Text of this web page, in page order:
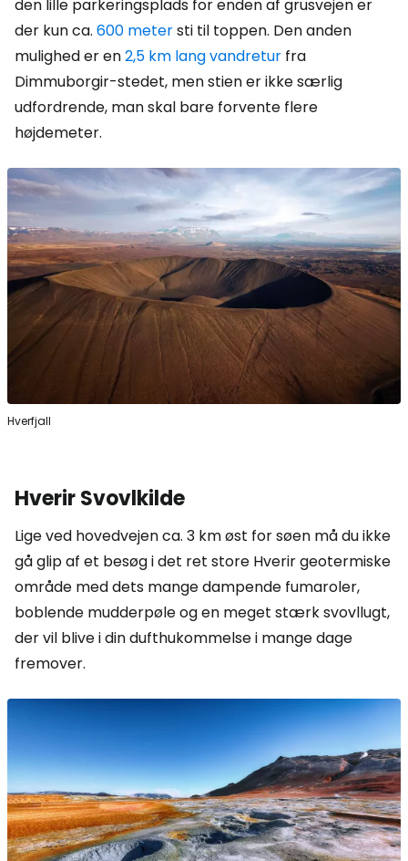
den lille parkeringsplads for enden af grusvejen er
der kun ca. 600 metersti til toppen. Den anden
mulighed er en2,5 km lang vandretur fra
Dimmuborgir-stedet, men stien er ikke særlig
udfordrende, man skal bare forvente flere
højdemeter.
Hverfjall
Hverir Svovlkilde
Lige ved hovedvejen ca. 3 km øst for søen må du ikke
gå glip af et besøg i det ret store Hverir geotermiske
område med dets mange dampende fumaroler,
boblende mudderpøle og en meget stærk svovllugt,
der vil blive i din dufthukommelse i mange dage
fremover.